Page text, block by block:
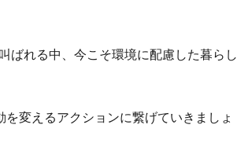
ばれる中、今こそ環境に配慮した暮らし
変えるアクションに繋げていきましょ